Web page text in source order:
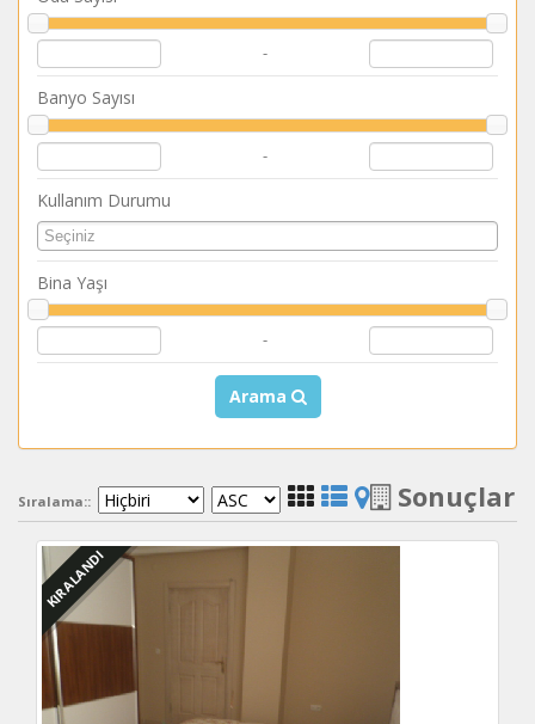
-
Banyo Sayısı
-
Kullanım Durumu
Bina Yaşı
-
Arama
Sonuçlar
Sıralama::
KIRALANDI